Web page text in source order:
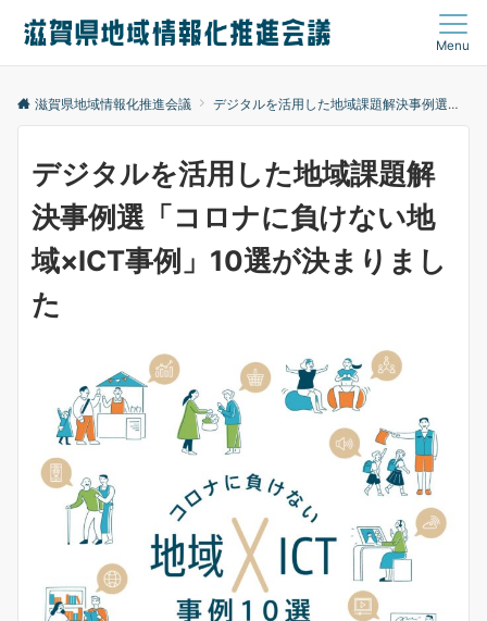
Menu
滋賀県地域情報化推進会議 デジタルを活用した地域課題解決事例選「コロナに負けない地域×ICT事例コンテスト」
デジタルを活用した地域課題解
決事例選「コロナに負けない地
域×ICT事例」10選が決まりまし
た